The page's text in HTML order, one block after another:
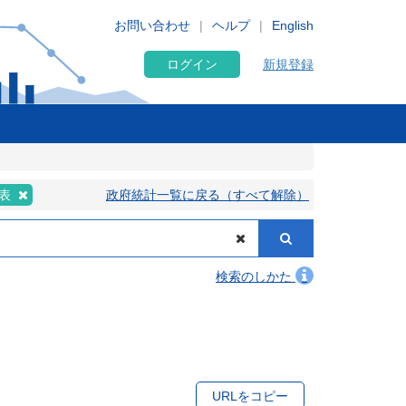
English
お問い合わせ ヘルプ
ログイン 新規登録
政府統計一覧に戻る（すべて解除）
検索のしかた
URLをコピー